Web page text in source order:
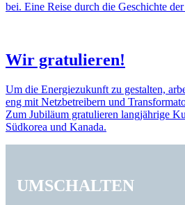
bei. Eine Reise durch die Geschichte
Wir gratu­lieren!
Um die Ener­gie­zu­kunft zu gestalten,
eng mit Netz­be­trei­bern und
Zum Jubi­läum gratu­lieren lang­jäh­rige
Südkorea und Kanada.
UMSCHALTEN